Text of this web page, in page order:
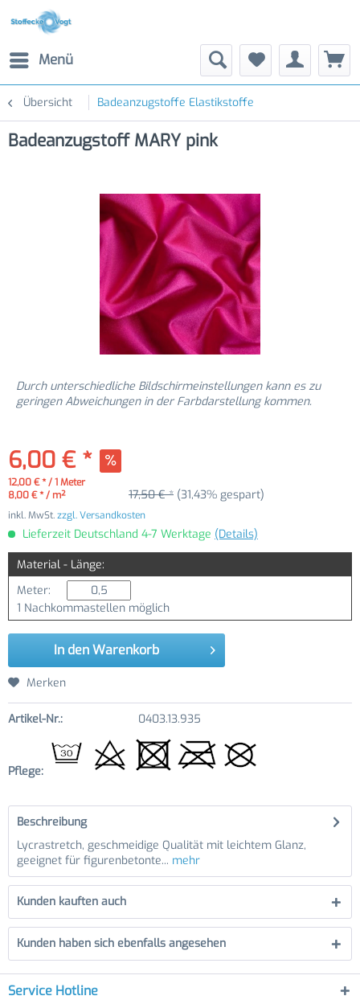
Menü
Übersicht Badeanzugstoffe Elastikstoffe
Badeanzugstoff MARY pink
Durch unterschiedliche Bildschirmeinstellungen kann es zu
geringen Abweichungen in der Farbdarstellung kommen.
6,00 € *
12,00 € * / 1 Meter
8,00 € * / m²
17,50 € * (31,43% gespart)
inkl. MwSt.zzgl. Versandkosten
Lieferzeit Deutschland 4-7 Werktage (Details)
Material - Länge:
Meter:
1 Nachkommastellen möglich
In den Warenkorb
Merken
Artikel-Nr.: 0403.13.935
Pflege:
Beschreibung
Lycrastretch, geschmeidige Qualität mit leichtem Glanz,
geeignet für figurenbetonte... mehr
Kunden kauften auch
Kunden haben sich ebenfalls angesehen
Service Hotline